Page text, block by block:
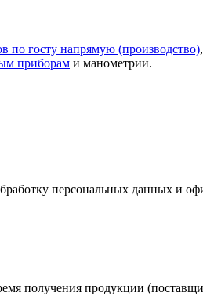
по госту напрямую (производство)
приборам и манометрии.
персональных данных и
получения продукции